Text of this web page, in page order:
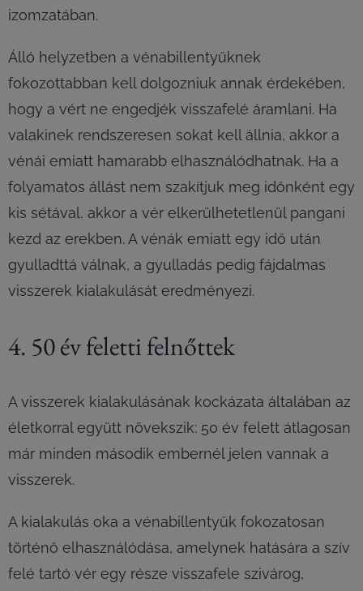
izomzatában.
Álló helyzetben a vénabillentyűknek
fokozottabban kell dolgozniuk annak érdekében,
hogy a vért ne engedjék visszafelé áramlani. Ha
valakinek rendszeresen sokat kell állnia, akkor a
vénái emiatt hamarabb elhasználódhatnak. Ha a
folyamatos állást nem szakítjuk meg időnként egy
kis sétával, akkor a vér elkerülhetetlenül pangani
kezd az erekben. A vénák emiatt egy idő után
gyulladttá válnak, a gyulladás pedig fájdalmas
visszerek kialakulását eredményezi.
4. 50 év feletti felnőttek
A visszerek kialakulásának kockázata általában az
életkorral együtt növekszik: 50 év felett átlagosan
már minden második embernél jelen vannak a
visszerek.
A kialakulás oka a vénabillentyűk fokozatosan
történő elhasználódása, amelynek hatására a szív
felé tartó vér egy része visszafele szivárog,